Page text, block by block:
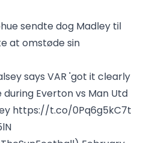
sendte dog Madley til
at omstøde sin
says VAR 'got it clearly
Everton vs Man Utd
https://t.co/0Pq6g5kC7t